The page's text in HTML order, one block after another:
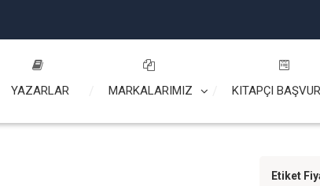
YAZARLAR MARKALARIMIZ KITAPÇI
Etiket